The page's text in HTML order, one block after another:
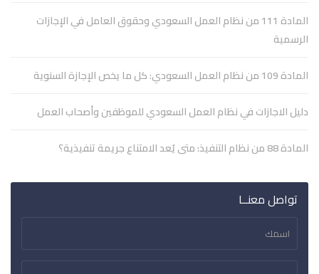
المادة 111 من نظام العمل السعودي وحقوق العامل في الإجازات
الرسمية
المادة 109 من نظام العمل السعودي: كل ما يخص الإجازة السنوية
دليل الاجازات في نظام العمل السعودي للموظفين وأصحاب العمل
المادة 88 من نظام التنفيذ: متى يُعد الامتناع جريمة تنفيذية؟
تواصل معنــا